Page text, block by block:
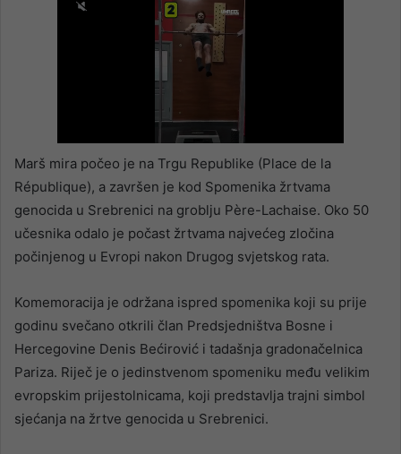
Marš mira počeo je na Trgu Republike (Place de la
République), a završen je kod Spomenika žrtvama
genocida u Srebrenici na groblju Père-Lachaise. Oko 50
učesnika odalo je počast žrtvama najvećeg zločina
počinjenog u Evropi nakon Drugog svjetskog rata.
Komemoracija je održana ispred spomenika koji su prije
godinu svečano otkrili član Predsjedništva Bosne i
Hercegovine Denis Bećirović i tadašnja gradonačelnica
Pariza. Riječ je o jedinstvenom spomeniku među velikim
evropskim prijestolnicama, koji predstavlja trajni simbol
sjećanja na žrtve genocida u Srebrenici.